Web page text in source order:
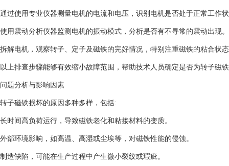
通过使用专业仪器测量电机的电流和电压，识别电机是否处于正常工作
使用震动分析仪器监测电机的振动模式，分析是否有不寻常的震动出现。
拆解电机，观察转子、定子及磁铁的完好情况，特别注重磁铁的粘合状
以上排查步骤能够有效缩小故障范围，帮助技术人员确定是否为转子磁
问题分析与影响因素
转子磁铁损坏的原因多种多样，包括:
长时间高负荷运行，导致磁铁老化和粘接材料的变质。
外部环境影响，如高温、高湿或尘埃等，对磁铁性能的侵蚀。
制造缺陷，可能在生产过程中产生微小裂纹或瑕疵。